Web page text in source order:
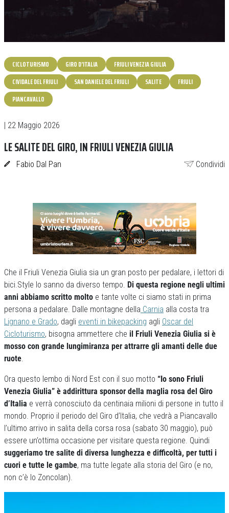
CICLOTURISMO GIRO D'ITALIA
FRIULI VENEZIA GIULIA
CIVIDALE DEL FRIULI
SAN DANIELE DEL FRIULI SALITE
FRIULI
PIANCAVALLO
| 22 Maggio 2026
LE SALITE DEL GIRO, IN FRIULI VENEZIA GIULIA
Fabio Dal Pan Condividi
Che il Friuli Venezia Giulia sia un gran posto per pedalare, i lettori di
bici.Style lo sanno da diverso tempo. Di questa regione negli ultimi
anni abbiamo scritto molto e tante volte ci siamo stati in prima
persona a pedalare. Dalle montagne della Carnia alla costa tra
Lignano e Grado, dagli eventi in bikepacking agli Oscar del
Cicloturismo, bisogna ammettere che il Friuli Venezia Giulia si è
mosso con grande lungimiranza per attrarre gli amanti delle due
ruote.
Ora questo lembo di Nord Est con il suo motto “Io sono Friuli
Venezia Giulia” è addirittura sponsor della maglia rosa del Giro
d’Italia e verrà conosciuto da centinaia milioni di persone in tutto il
mondo. Proprio il periodo del Giro d’Italia, che vedrà a Piancavallo
l’ultimo arrivo in salita della corsa rosa (sabato 30 maggio), può
essere un’ottima occasione per visitare questa regione. Quindi
suggeriamo tre salite di diversa lunghezza e difficoltà, per tutti i
cuori e tutte le gambe, ma tutte legate alla storia del Giro (e no,
non c’è lo Zoncolan).